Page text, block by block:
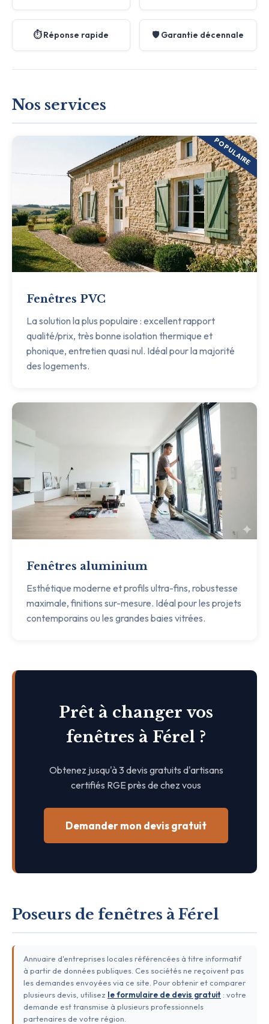
⏱️ Réponse rapide 🛡️ Garantie décennale
Nos services
POPULAIRE
Fenêtres PVC
La solution la plus populaire : excellent rapport
qualité/prix, très bonne isolation thermique et
phonique, entretien quasi nul. Idéal pour la majorité
des logements.
Fenêtres aluminium
Esthétique moderne et profils ultra-fins, robustesse
maximale, finitions sur-mesure. Idéal pour les projets
contemporains ou les grandes baies vitrées.
Prêt à changer vos
fenêtres à Férel ?
Obtenez jusqu'à 3 devis gratuits d'artisans
certifiés RGE près de chez vous
Demander mon devis gratuit
Poseurs de fenêtres à Férel
Annuaire d'entreprises locales référencées à titre informatif
à partir de données publiques. Ces sociétés ne reçoivent pas
les demandes envoyées via ce site. Pour obtenir et comparer
plusieurs devis, utilisez le formulaire de devis gratuit : votre
demande est transmise à plusieurs professionnels
partenaires de votre région.